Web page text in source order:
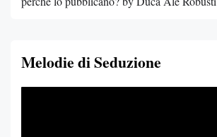
Melodie di Seduzione